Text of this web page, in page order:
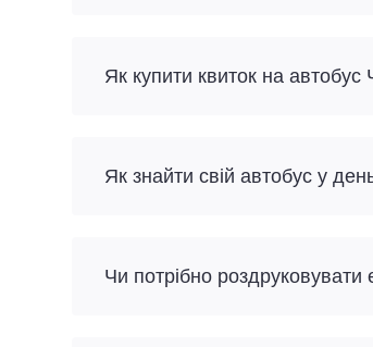
Як купити квиток на автобус
Як знайти свій автобус у
Чи потрібно роздруковувати